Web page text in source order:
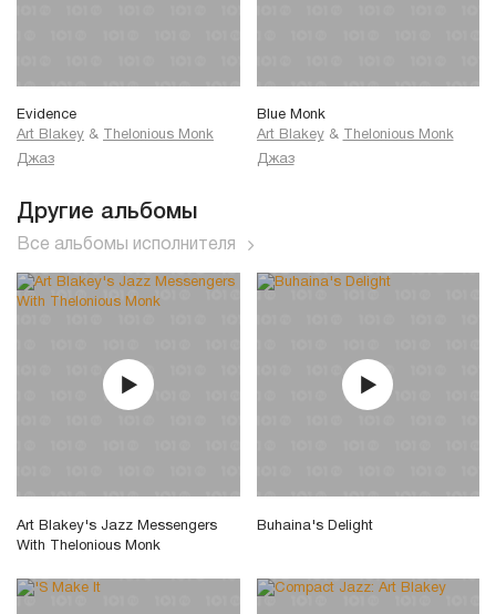
Evidence
Art Blakey &
Thelonious Monk
Джаз
Blue Monk
Art Blakey &
Thelonious Monk
Джаз
Другие альбомы
Все альбомы исполнителя
Art Blakey's Jazz Messengers
With Thelonious Monk
Buhaina's Delight